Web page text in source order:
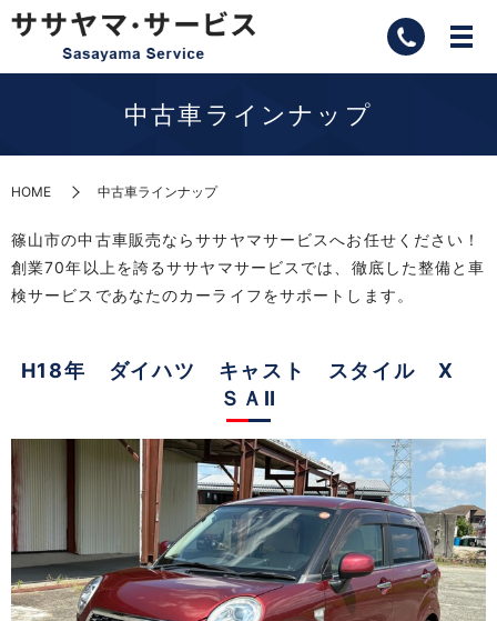
中古車ラインナップ
HOME 中古車ラインナップ
篠山市の中古車販売ならササヤマサービスへお任せください！
創業70年以上を誇るササヤマサービスでは、徹底した整備と車
検サービスであなたのカーライフをサポートします。
H18年 ダイハツ キャスト スタイル X
ＳＡⅡ